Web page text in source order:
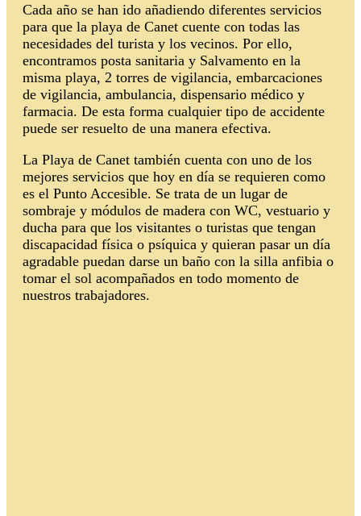
Cada año se han ido añadiendo diferentes servicios
para que la playa de Canet cuente con todas las
necesidades del turista y los vecinos. Por ello,
encontramos posta sanitaria y Salvamento en la
misma playa, 2 torres de vigilancia, embarcaciones
de vigilancia, ambulancia, dispensario médico y
farmacia. De esta forma cualquier tipo de accidente
puede ser resuelto de una manera efectiva.
La Playa de Canet también cuenta con uno de los
mejores servicios que hoy en día se requieren como
es el Punto Accesible. Se trata de un lugar de
sombraje y módulos de madera con WC, vestuario y
ducha para que los visitantes o turistas que tengan
discapacidad física o psíquica y quieran pasar un día
agradable puedan darse un baño con la silla anfibia o
tomar el sol acompañados en todo momento de
nuestros trabajadores.